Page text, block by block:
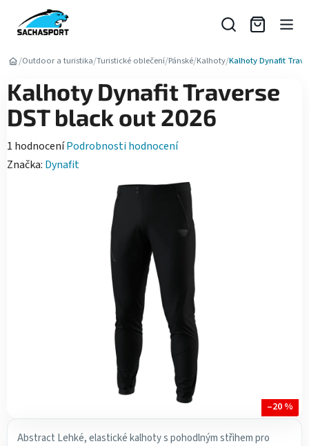
obsah
/Outdoor a turistika/Turistické oblečení/Pánské/Kalhoty/Kalhoty Dynafit
Abstract Lehké, elastické kalhoty s pohodlným střihem pro
Kalhoty Dynafit Traverse
DST black out 2026
Průměrné
hodnocení
1 hodnoceníPodrobnosti hodnocení
Značka: Dynafit
–20 %